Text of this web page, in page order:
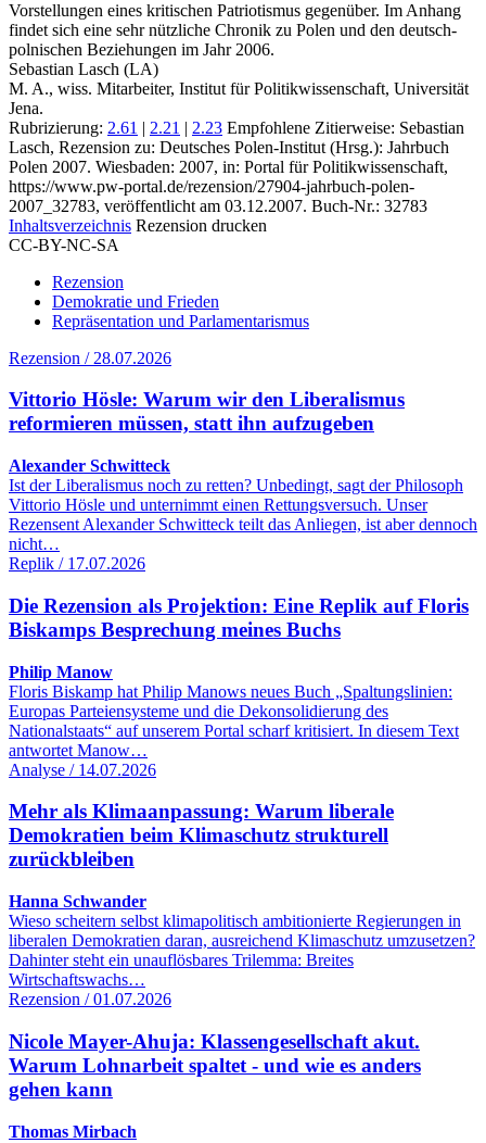
Vorstellungen eines kritischen Patriotismus gegenüber. Im Anhang
findet sich eine sehr nützliche Chronik zu Polen und den deutsch-
polnischen Beziehungen im Jahr 2006.
Sebastian Lasch (LA)
M. A., wiss. Mitarbeiter, Institut für Politikwissenschaft, Universität
Jena.
Rubrizierung: 2.61 | 2.21 | 2.23 Empfohlene Zitierweise: Sebastian
Lasch, Rezension zu: Deutsches Polen-Institut (Hrsg.): Jahrbuch
Polen 2007. Wiesbaden: 2007, in: Portal für Politikwissenschaft,
https://www.pw-portal.de/rezension/27904-jahrbuch-polen-
2007_32783, veröffentlicht am 03.12.2007. Buch-Nr.: 32783
Inhaltsverzeichnis Rezension drucken
CC-BY-NC-SA
Rezension
Demokratie und Frieden
Repräsentation und Parlamentarismus
Rezension / 28.07.2026
Vittorio Hösle: Warum wir den Liberalismus
reformieren müssen, statt ihn aufzugeben
Alexander Schwitteck
Ist der Liberalismus noch zu retten? Unbedingt, sagt der Philosoph
Vittorio Hösle und unternimmt einen Rettungsversuch. Unser
Rezensent Alexander Schwitteck teilt das Anliegen, ist aber dennoch
nicht…
Replik / 17.07.2026
Die Rezension als Projektion: Eine Replik auf Floris
Biskamps Besprechung meines Buchs
Philip Manow
Floris Biskamp hat Philip Manows neues Buch „Spaltungslinien:
Europas Parteiensysteme und die Dekonsolidierung des
Nationalstaats“ auf unserem Portal scharf kritisiert. In diesem Text
antwortet Manow…
Analyse / 14.07.2026
Mehr als Klimaanpassung: Warum liberale
Demokratien beim Klimaschutz strukturell
zurückbleiben
Hanna Schwander
Wieso scheitern selbst klimapolitisch ambitionierte Regierungen in
liberalen Demokratien daran, ausreichend Klimaschutz umzusetzen?
Dahinter steht ein unauflösbares Trilemma: Breites
Wirtschaftswachs…
Rezension / 01.07.2026
Nicole Mayer-Ahuja: Klassengesellschaft akut.
Warum Lohnarbeit spaltet - und wie es anders
gehen kann
Thomas Mirbach